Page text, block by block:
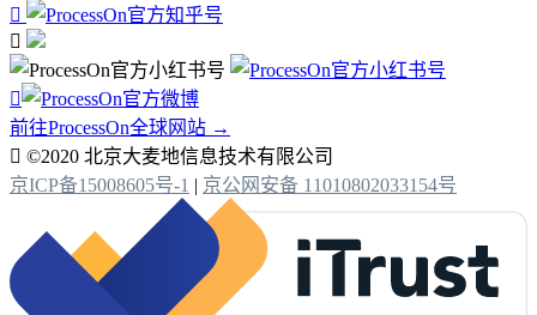



前往ProcessOn全球网站 →
 ©2020 北京大麦地信息技术有限公司
京ICP备15008605号-1 | 京公网安备 11010802033154号